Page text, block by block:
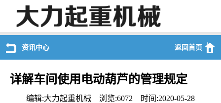
资讯中心 返回首页
详解车间使用电动葫芦的管理规定
编辑:大力起重机械 浏览:6072 时间:2020-05-28